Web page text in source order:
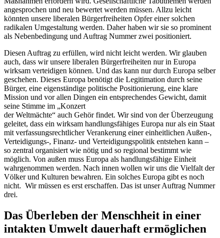
angesprochen und neu bewertet werden müssen. Allzu leicht
könnten unsere liberalen Bürgerfreiheiten Opfer einer solchen
radikalen Umgestaltung werden. Daher haben wir sie so prominent
als Nebenbedingung und Auftrag Nummer zwei positioniert.
Diesen Auftrag zu erfüllen, wird nicht leicht werden. Wir glauben
auch, dass wir unsere liberalen Bürgerfreiheiten nur in Europa
wirksam verteidigen können. Und das kann nur durch Europa selber
geschehen. Dieses Europa benötigt die Legitimation durch seine
Bürger, eine eigenständige politische Positionierung, eine klare
Mission und vor allen Dingen ein entsprechendes Gewicht, damit
seine Stimme im „Konzert
der Weltmächte“ auch Gehör findet. Wir sind von der Überzeugung
geleitet, dass ein wirksam handlungsfähiges Europa nur als ein Staat
mit verfassungsrechtlicher Verankerung einer einheitlichen Außen-,
Verteidigungs-, Finanz- und Verteidigungspolitik entstehen kann –
so zentral organisiert wie nötig und so regional bestimmt wie
möglich. Von außen muss Europa als handlungsfähige Einheit
wahrgenommen werden. Nach innen wollen wir uns die Vielfalt der
Völker und Kulturen bewahren. Ein solches Europa gibt es noch
nicht. Wir müssen es erst erschaffen. Das ist unser Auftrag Nummer
drei.
Das Überleben der Menschheit in einer
intakten Umwelt dauerhaft ermöglichen